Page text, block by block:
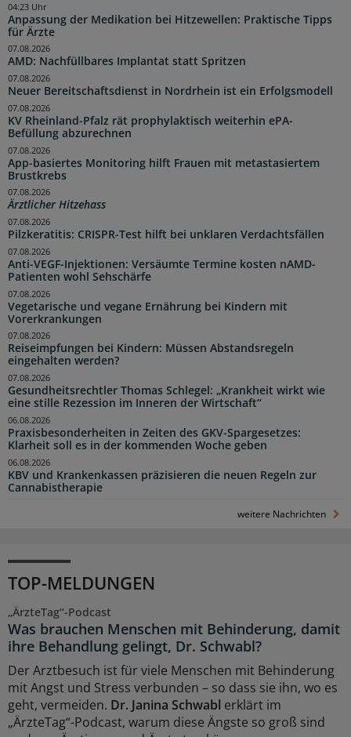
Anpassung der Medikation bei Hitzewellen: Praktische Tipps
für Ärzte
04:23 Uhr
AMD: Nachfüllbares Implantat statt Spritzen
07.08.2026
Neuer Bereitschaftsdienst in Nordrhein ist ein Erfolgsmodell
07.08.2026
KV Rheinland-Pfalz rät prophylaktisch weiterhin ePA-
Befüllung abzurechnen
07.08.2026
App-basiertes Monitoring hilft Frauen mit metastasiertem
Brustkrebs
07.08.2026
Ärztlicher Hitzehass
07.08.2026
Pilzkeratitis: CRISPR-Test hilft bei unklaren Verdachtsfällen
07.08.2026
Anti-VEGF-Injektionen: Versäumte Termine kosten nAMD-
Patienten wohl Sehschärfe
07.08.2026
Vegetarische und vegane Ernährung bei Kindern mit
Vorerkrankungen
07.08.2026
Reiseimpfungen bei Kindern: Müssen Abstandsregeln
eingehalten werden?
07.08.2026
Gesundheitsrechtler Thomas Schlegel: „Krankheit wirkt wie
eine stille Rezession im Inneren der Wirtschaft“
07.08.2026
Praxisbesonderheiten in Zeiten des GKV-Spargesetzes:
Klarheit soll es in der kommenden Woche geben
06.08.2026
KBV und Krankenkassen präzisieren die neuen Regeln zur
Cannabistherapie
06.08.2026
weitere Nachrichten
TOP-MELDUNGEN
„ÄrzteTag“-Podcast
Was brauchen Menschen mit Behinderung, damit
ihre Behandlung gelingt, Dr. Schwabl?
Der Arztbesuch ist für viele Menschen mit Behinderung
mit Angst und Stress verbunden – so dass sie ihn, wo es
geht, vermeiden. Dr. Janina Schwabl erklärt im
„ÄrzteTag“-Podcast, warum diese Ängste so groß sind